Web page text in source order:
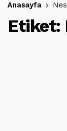
Anasayfa
Etiket: